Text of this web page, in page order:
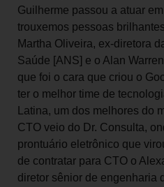
Guilherme passou a atuar
trouxemos pessoas
Martha Oliveira, ex-diretora
Saúde [ANS] e o Alan
que foi o cara que criou o
ter o melhor time de
Latina, um dos melhores do
CTO veio do Dr. Consulta,
prontuário eletrônico que
de contratar para CTO o
diretor sênior de engenharia